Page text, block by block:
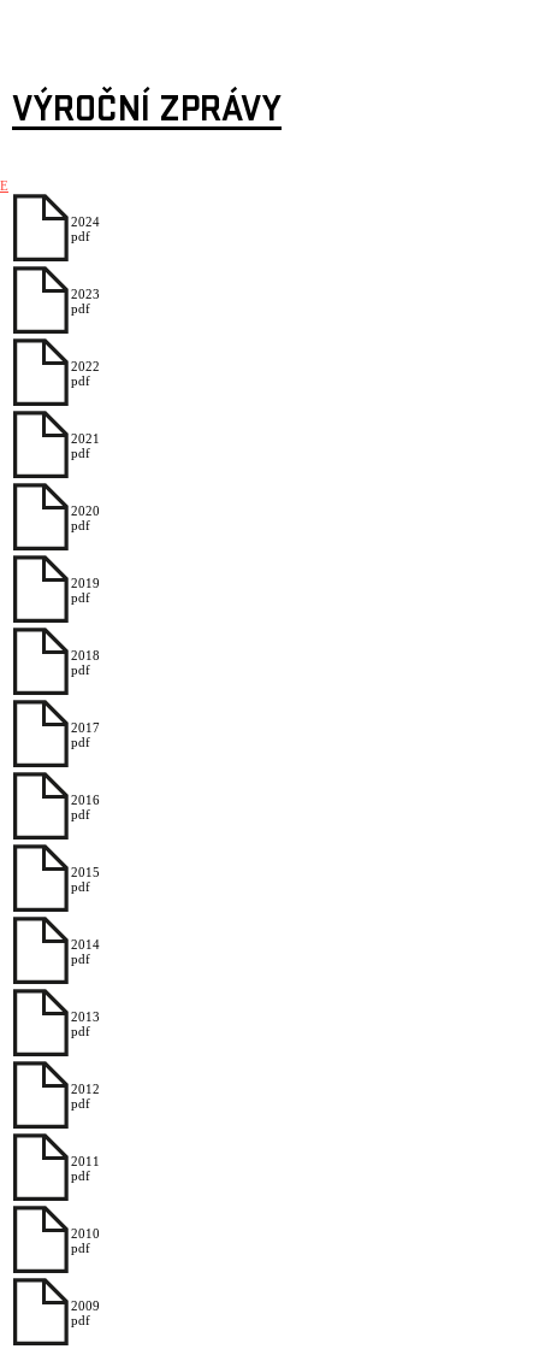
VÝROČNÍ ZPRÁVY
E
2024
pdf
2023
pdf
2022
pdf
2021
pdf
2020
pdf
2019
pdf
2018
pdf
2017
pdf
2016
pdf
2015
pdf
2014
pdf
2013
pdf
2012
pdf
2011
pdf
2010
pdf
2009
pdf